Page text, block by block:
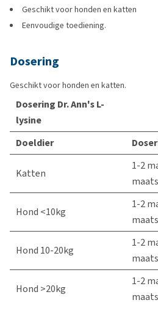
Geschikt voor honden en katten
Eenvoudige toediening.
Dosering
Geschikt voor honden en katten.
Dosering Dr. Ann's L-
lysine
Doeldier
Katten
1-2
Hond <10kg
1-2
Hond 10-20kg
1-2
Hond >20kg
1-2